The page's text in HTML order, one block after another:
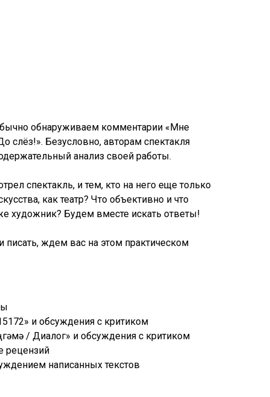
обнаруживаем комментарии «Мне
слёз!». Безусловно, авторам спектакля
анализ своей работы.
спектакль, и тем, кто на него еще только
как театр? Что объективно и что
художник? Будем вместе искать ответы!
ждем вас на этом практическом
и обсуждения с критиком
/ Диалог» и обсуждения с критиком
рецензий
написанных текстов